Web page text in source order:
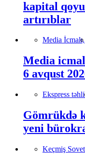
kapital
artırıblar
Media İcmalı,
Media
6 avqust
Ekspress
Gömrükdə
yeni
Keçmiş